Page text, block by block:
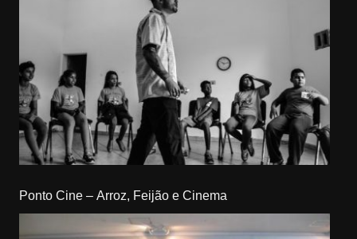
Ponto Cine – Arroz, Feijão e Cinema